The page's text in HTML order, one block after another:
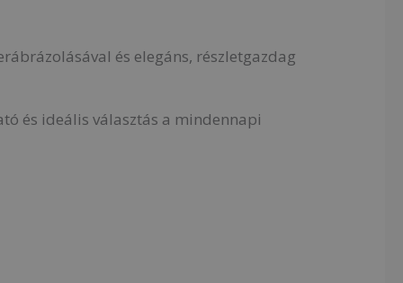
és elegáns, részletgazdag
és ideális választás a mindennapi